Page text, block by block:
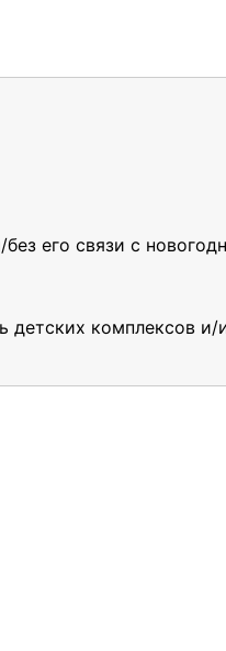
его связи с
детских комплексов и/